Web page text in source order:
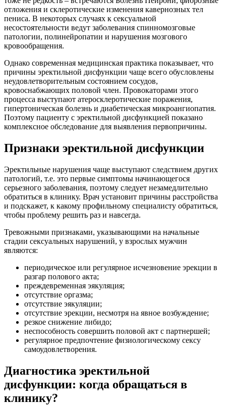
отложения и склеротические изменения кавернозных тел
пениса. В некоторых случаях к сексуальной
несостоятельности ведут заболевания спинномозговые
патологии, полинейропатии и нарушения мозгового
кровообращения.
Однако современная медицинская практика показывает, что
причины эректильной дисфункции чаще всего обусловлены
неудовлетворительным состоянием сосудов,
кровоснабжающих половой член. Провокаторами этого
процесса выступают атеросклеротические поражения,
гипертоническая болезнь и диабетическая микроангиопатия.
Поэтому пациенту с эректильной дисфункцией показано
комплексное обследование для выявления первопричины.
Признаки эректильной дисфункции
Эректильные нарушения чаще выступают следствием других
патологий, т.е. это первые симптомы начинающегося
серьезного заболевания, поэтому следует незамедлительно
обратиться в клинику. Врач установит причины расстройства
и подскажет, к какому профильному специалисту обратиться,
чтобы проблему решить раз и навсегда.
Тревожными признаками, указывающими на начальные
стадии сексуальных нарушений, у взрослых мужчин
являются:
периодическое или регулярное исчезновение эрекции в
разгар полового акта;
преждевременная эякуляция;
отсутствие оргазма;
отсутствие эякуляции;
отсутствие эрекции, несмотря на явное возбуждение;
резкое снижение либидо;
неспособность совершить половой акт с партнершей;
регулярное предпочтение физиологическому сексу
самоудовлетворения.
Диагностика эректильной
дисфункции: когда обращаться в
клинику?